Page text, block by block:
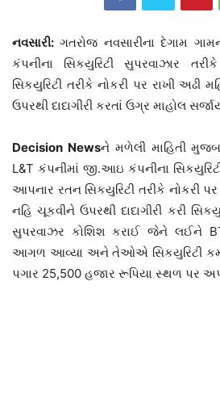
નવસારી: ગતરોજ નવસારીના દેગામ
કંપનીના સિકયુરિટી સુપરવાઝાર
સિકયુરિટી તરીકે નોકરી પર રાખી અઢી
ઉપરથી દાદાગીરી કરતાં ઉગ્ર માહોલ
Decision Newsને મળેલી માહિતી મુજબ
L&T કંપનીમાં જી.આઇ કંપનીના
આપનાર રતન સિકયુરિટી તરીકે નોકરી પર
નહિ ચૂકવીને ઉપરથી દાદાગીરી કરી
સુપરવાઝર કોશિશ કરાઈ જેને લઈને
આગળ આવ્યા અને તેઓએ સિકયુરિટી
પગાર 25,500 હજાર રૂપિયા સ્થળ પર